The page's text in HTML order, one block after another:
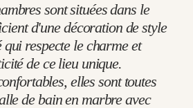
sont situées dans le
d'une décoration de style
qui respecte le charme et
de ce lieu unique.
elles sont toutes
de bain en marbre avec